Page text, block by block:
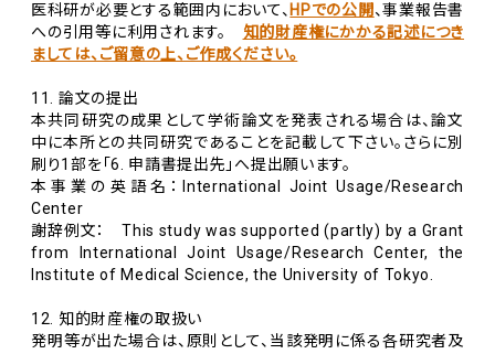
医科研が必要とする範囲内において、 HPでの公開、事業報告書
への引用等に利用されます。 知的財産権にかかる記述につき
ましては、ご留意の上、ご作成ください。
11. 論文の提出
本共同研究の成果として学術論文を発表される場合は、論文
中に本所との共同研究であることを記載して下さい。さらに別
刷り1部を「6. 申請書提出先」へ提出願います。
本事業の英語名：International Joint Usage/Research
Center
謝辞例文： This study was supported (partly) by a Grant
from International Joint Usage/Research Center, the
Institute of Medical Science, the University of Tokyo.
12. 知的財産権の取扱い
発明等が出た場合は、原則として、当該発明に係る各研究者及